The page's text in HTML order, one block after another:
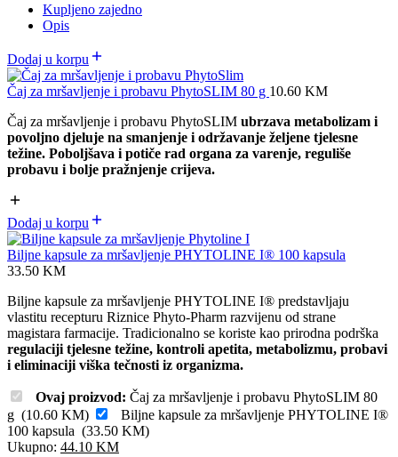
Kupljeno zajedno
Opis
Dodaj u korpu
Čaj za mršavljenje i probavu PhytoSLIM 80 g 10.60 KM
Čaj za mršavljenje i probavu PhytoSLIM ubrzava metabolizam i
povoljno djeluje na smanjenje i održavanje željene tjelesne
težine. Poboljšava i potiče rad organa za varenje, reguliše
probavu i bolje pražnjenje crijeva.
Dodaj u korpu
Biljne kapsule za mršavljenje PHYTOLINE I® 100 kapsula
33.50 KM
Biljne kapsule za mršavljenje PHYTOLINE I® predstavljaju
vlastitu recepturu Riznice Phyto-Pharm razvijenu od strane
magistara farmacije. Tradicionalno se koriste kao prirodna podrška
regulaciji tjelesne težine, kontroli apetita, metabolizmu, probavi
i eliminaciji viška tečnosti iz organizma.
Ovaj proizvod: Čaj za mršavljenje i probavu PhytoSLIM 80
g (10.60 KM)
Biljne kapsule za mršavljenje PHYTOLINE I®
100 kapsula (33.50 KM)
Ukupno: 44.10 KM